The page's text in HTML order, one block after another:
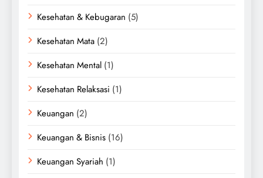
Kesehatan & Kebugaran (5)
Kesehatan Mata (2)
Kesehatan Mental (1)
Kesehatan Relaksasi (1)
Keuangan (2)
Keuangan & Bisnis (16)
Keuangan Syariah (1)